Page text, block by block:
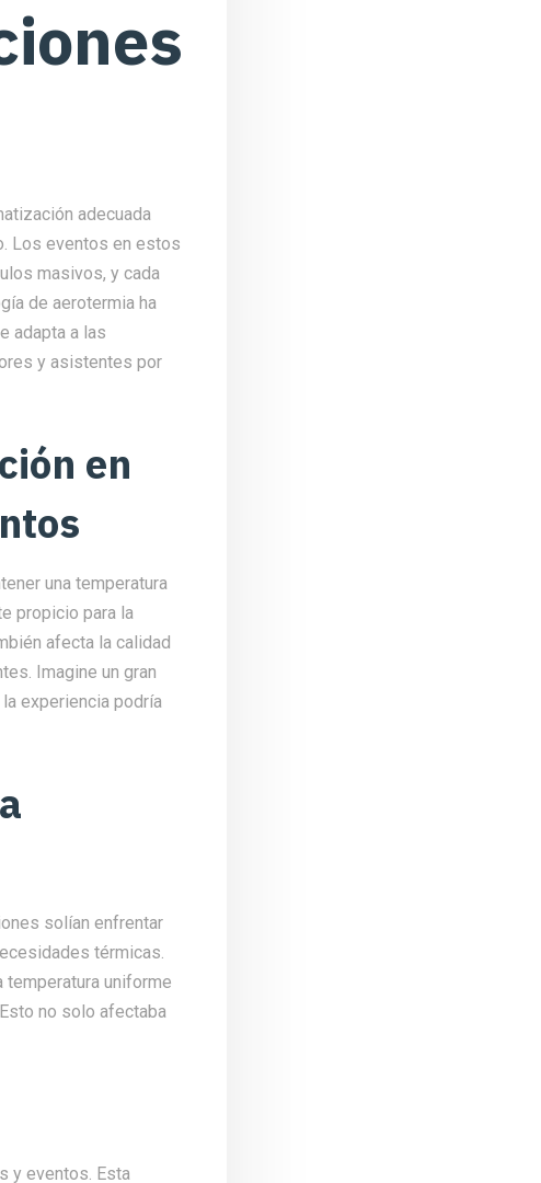
adecuada
Los eventos en estos
masivos, y cada
de aerotermia ha
adapta a las
y asistentes por
en
una temperatura
propicio para la
afecta la calidad
Imagine un gran
experiencia podría
solían enfrentar
térmicas.
temperatura uniforme
no solo afectaba
y eventos. Esta